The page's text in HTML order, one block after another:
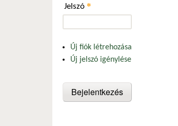
Jelszó *
Új fiók létrehozása
Új jelszó igénylése